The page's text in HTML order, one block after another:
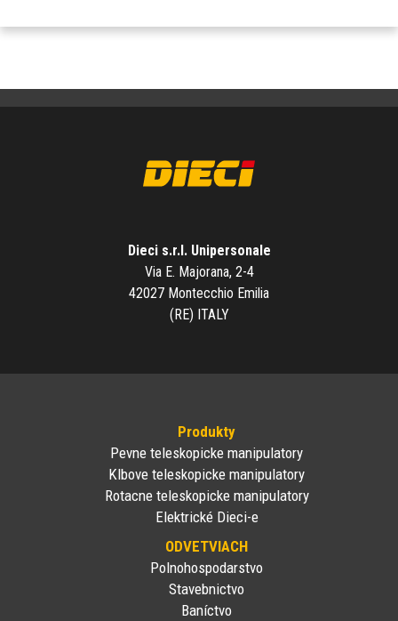
Dieci s.r.l. Unipersonale
Via E. Majorana, 2-4
42027 Montecchio Emilia
(RE) ITALY
Produkty
Pevne teleskopicke manipulatory
Klbove teleskopicke manipulatory
Rotacne teleskopicke manipulatory
Elektrické Dieci-e
ODVETVIACH
Polnohospodarstvo
Stavebnictvo
Baníctvo